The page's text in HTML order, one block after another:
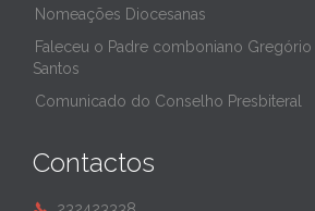
Nomeações Diocesanas
Faleceu o Padre comboniano
Santos
Comunicado do Conselho Presbiteral
Contactos